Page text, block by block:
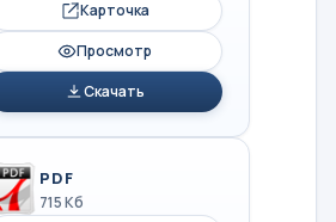
Карточка
Просмотр
Скачать
PDF
715 Кб